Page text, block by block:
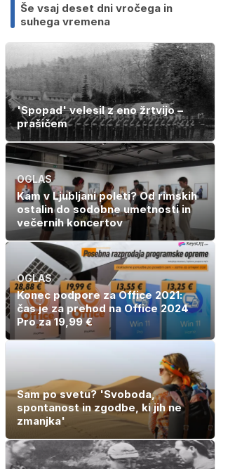
Še vsaj deset dni vročega in
suhega vremena
'Spopad' velesil z eno žrtvijo –
prašičem
OGLAS
Kam v Ljubljani poleti? Od rimskih
ostalin do sodobne umetnosti in
večernih koncertov
OGLAS
Konec podpore za Office 2021:
čas je za prehod na Office 2024
Pro za 19,99 €
Sam po svetu? 'Svoboda,
spontanost in zgodbe, ki jih ne
zmanjka'